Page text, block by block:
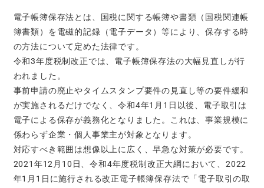
電子帳簿保存法とは、国税に関する帳簿や書類（国税関連帳
簿書類）を電磁的記録（電子データ）等により、保存する時
の方法について定めた法律です。
令和3年度税制改正では、電子帳簿保存法の大幅見直しが行
われました。
事前申請の廃止やタイムスタンプ要件の見直し等の要件緩和
が実施されるだけでなく、令和4年1月1日以後、電子取引は
電子による保存が義務化となりました。これは、事業規模に
係わらず企業・個人事業主が対象となります。
対応すべき範囲は想像以上に広く、早急な対策が必要です。
2021年12月10日、令和4年度税制改正大綱において、2022
年1月1日に施行される改正電子帳簿保存法で「電子取引の取